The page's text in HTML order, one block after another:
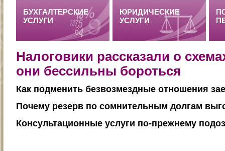
http://optcons.ru/node/63
БУХГАЛТЕРСКИЕ
УСЛУГИ
ЮРИДИЧЕСКИЕ
УСЛУГИ
Налоговики рассказали о
они бессильны бороться
Как подменить безвозмездные отношения
Почему резерв по сомнительным долгам
Консультационные услуги по-прежнему